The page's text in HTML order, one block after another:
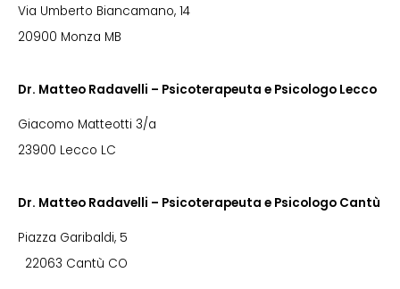
Via Umberto Biancamano, 14
20900 Monza MB
Dr. Matteo Radavelli – Psicoterapeuta e Psicologo Lecco
Giacomo Matteotti 3/a
23900 Lecco LC
Dr. Matteo Radavelli – Psicoterapeuta e Psicologo Cantù
Piazza Garibaldi, 5
22063 Cantù CO